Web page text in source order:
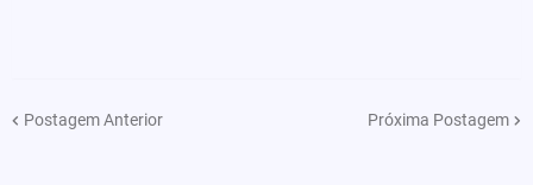
Postagem Anterior Próxima Postagem